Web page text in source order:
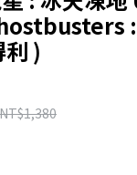
)
NT$1,380